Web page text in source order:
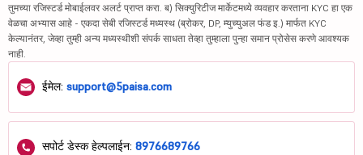
तुमच्या रजिस्टर्ड मोबाईलवर अलर्ट प्राप्त करा. ब) सिक्युरिटीज मार्केटमध्ये व्यवहार करताना KYC हा एक
वेळचा अभ्यास आहे - एकदा सेबी रजिस्टर्ड मध्यस्थ (ब्रोकर, DP, म्युच्युअल फंड इ.) मार्फत KYC
केल्यानंतर, जेव्हा तुम्ही अन्य मध्यस्थीशी संपर्क साधता तेव्हा तुम्हाला पुन्हा समान प्रोसेस करणे आवश्यक
नाही.
ईमेल: support@5paisa.com
सपोर्ट डेस्क हेल्पलाईन: 8976689766